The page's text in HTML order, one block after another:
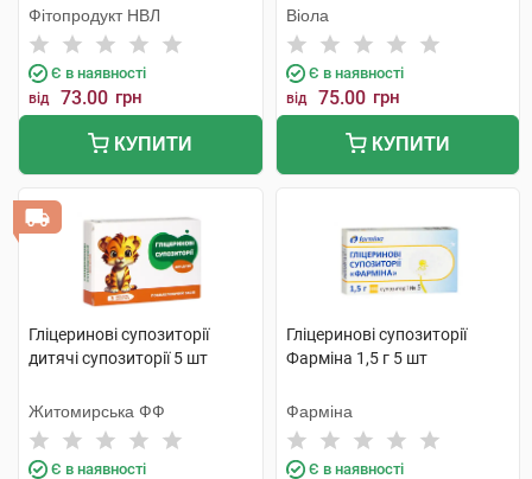
Фітопродукт НВЛ
Є в наявності
від 73.00 грн
КУПИТИ
Віола
Є в наявності
від 75.00 грн
КУПИТИ
Гліцеринові супозиторії
дитячі супозиторії 5 шт
Житомирська ФФ
Є в наявності
Гліцеринові супозиторії
Фарміна 1,5 г 5 шт
Фарміна
Є в наявності